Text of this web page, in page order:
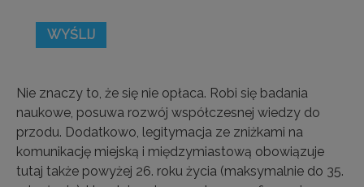
Nie znaczy to, że się nie opłaca. Robi się badania
naukowe, posuwa rozwój współczesnej wiedzy do
przodu. Dodatkowo, legitymacja ze zniżkami na
komunikację miejską i międzymiastową obowiązuje
tutaj także powyżej 26. roku życia (maksymalnie do 35.